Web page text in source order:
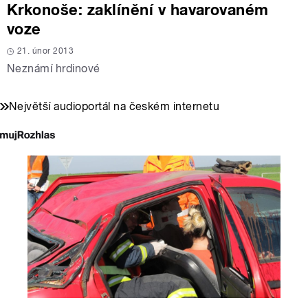
Krkonoše: zaklínění v havarovaném
voze
21. únor 2013
Neznámí hrdinové
Největší audioportál na českém internetu